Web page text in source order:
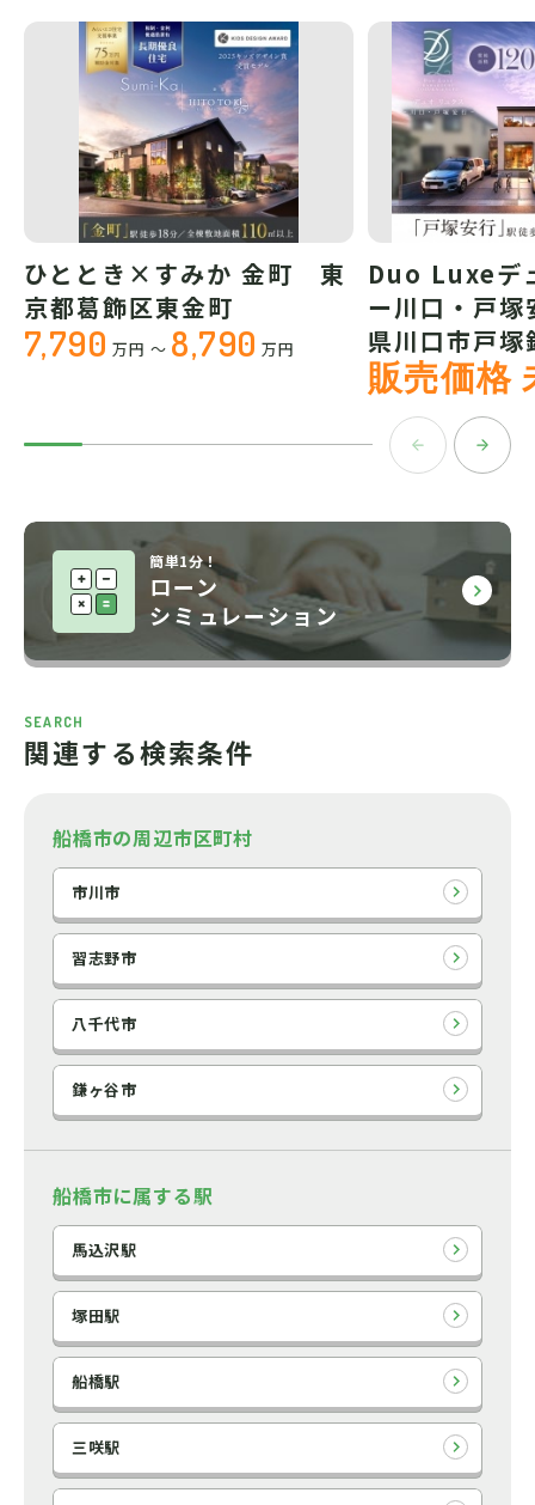
ひととき×すみか 金町 東
京都葛飾区東金町
7,790 万円 ～ 8,790 万円
Duo Luxeデ
ー川口・戸
県川口市戸塚
販売価格
簡単1分！
ローン
シミュレーション
SEARCH
関連する検索条件
船橋市の周辺市区町村
市川市
習志野市
八千代市
鎌ヶ谷市
船橋市に属する駅
馬込沢駅
塚田駅
船橋駅
三咲駅